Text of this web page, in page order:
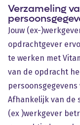
Verzameling
Jouw (ex-
opdrachtgever
te werken met
van de opdracht
Afhankelijk van de
(ex )werkgever